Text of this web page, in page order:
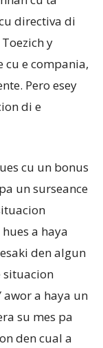
directiva di
y
cu e compania,
Pero esey
di e
cu un bonus
un surseance
a haya
den algun
situacion
awor a haya un
su mes pa
den cual a